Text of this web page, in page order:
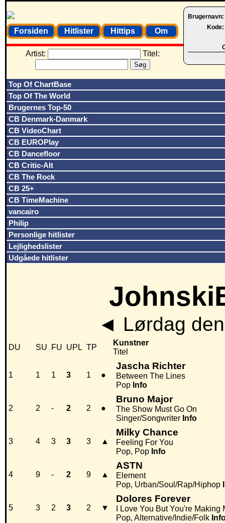
Brugernavn:
Kode:
Forsiden Hitlister Hittips Om
Artist: Titel:
Top Of ChartBase
Top Of The World
Brugernes Top-50
CB Denmark-Danmark
CB VideoChart
CB EUROPlay
CB Dancefloor
CB Critic-Alt
CB The Rock
CB 25+
CB TimeMachine
vancairo
Philip
Personlige hitlister
Lejlighedslister
Udgåede hitlister
◄ Lørdag
DU SU FU UPL TP
Kunstner
Titel
1 1 1 3 1 ●
Jascha Richter
Between The Lines
Pop Info
2 2 - 2 2 ●
Bruno Major
The Show Must Go On
Singer/Songwriter Info
3 4 3 3 3 ▲
Milky Chance
Feeling For You
Pop, Pop Info
4 9 - 2 9 ▲
ASTN
Element
Pop, Urban/Soul/Rap/Hiphop
5 3 2 3 2 ▼
Dolores Forever
I Love You But You're Making
Pop, Alternative/Indie/Folk